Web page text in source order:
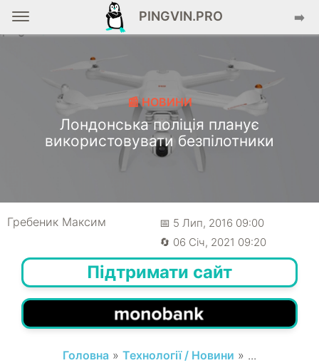
PINGVIN.PRO ➡️
📰 НОВИНИ
Лондонська поліція планує
використовувати безпілотники
Гребеник Максим
📅 5 Лип, 2016 09:00
🔄 06 Січ, 2021 09:20
Підтримати сайт
Головна » Технології / Новини » ...